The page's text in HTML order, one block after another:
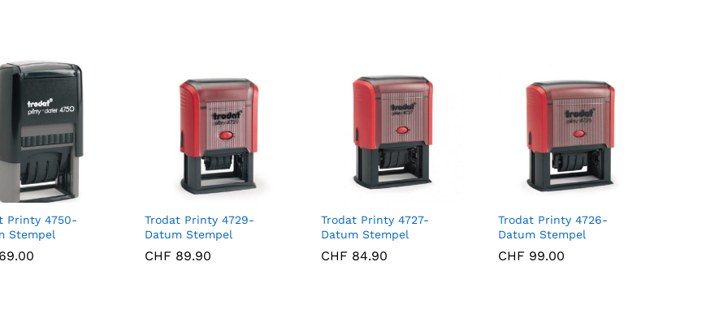
Printy 4750-
Stempel
69.00
69.00
Trodat Printy 4729-
Datum Stempel
CHF 89.90
CHF 89.90
Trodat Printy 4727-
Datum Stempel
CHF 84.90
CHF 84.90
Trodat Printy 4726-
Datum Stempel
CHF 99.00
CHF 99.00